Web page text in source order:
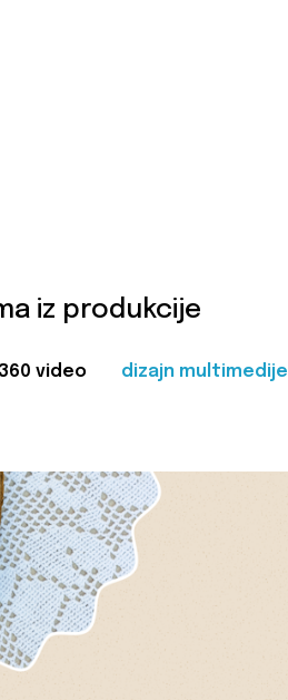
iz produkcije
360 video dizajn multimedije